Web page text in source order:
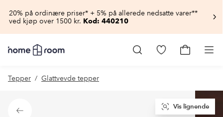
20% på ordinære priser* + 5% på allerede nedsatte varer**
ved kjøp over 1500 kr. Kod: 440210
Homeroom
–
hjemmet
pris
Gå
Gå
Tepper Glattvevde tepper
Tilbake
Vis lignende